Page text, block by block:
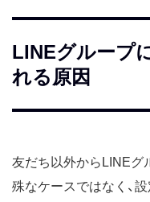
LINEグループ
れる原因
友だち以外からLINEグ
殊なケースではなく、